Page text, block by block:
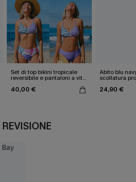
Set di top bikini tropicale
reversibile e pantaloni a vita
40,00 €
Abito blu
scollatura
24,90 €